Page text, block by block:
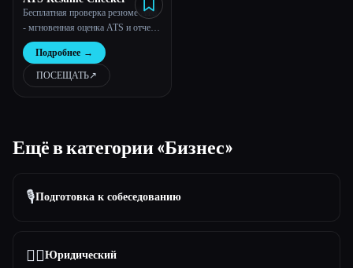
Бесплатная проверка резюме ATS
- мгновенная оценка ATS и отчет о
резюме
Подробнее →
ПОСЕЩАТЬ↗︎
Ещё в категории «Бизнес»
🎙️Подготовка к собеседованию
👩‍⚖️Юридический